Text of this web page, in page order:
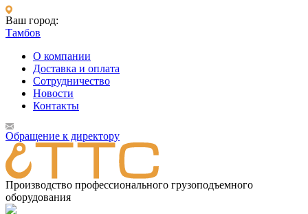
Ваш город:
Тамбов
О компании
Доставка и оплата
Сотрудничество
Новости
Контакты
Обращение к директору
Производство профессионального грузоподъемного
оборудования